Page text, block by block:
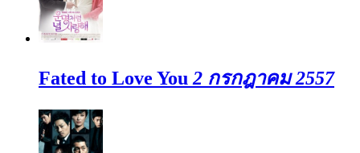
Fated to Love You 2 กรกฎาคม 2557